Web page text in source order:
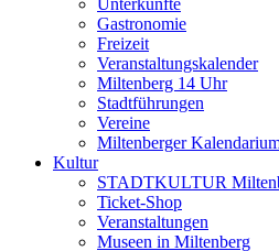
Unterkünfte
Gastronomie
Freizeit
Veranstaltungskalender
Miltenberg 14 Uhr
Stadtführungen
Vereine
Miltenberger
Kultur
STADTKULTUR
Ticket-Shop
Veranstaltungen
Museen in Miltenberg